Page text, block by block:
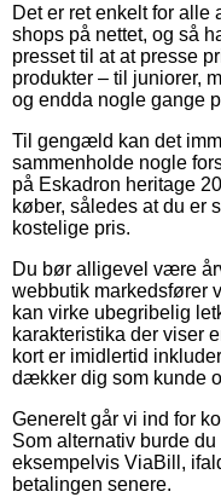
Det er ret enkelt for alle
shops på nettet, og så
presset til at at presse
produkter – til juniorer,
og endda nogle gange
Til gengæld kan det
sammenholde nogle
på Eskadron heritage
køber, således at du er
kostelige pris.
Du bør alligevel være
webbutik markedsfører
kan virke ubegribelig
karakteristika der viser
kort er imidlertid
dækker dig som kunde
Generelt går vi ind for
Som alternativ burde
eksempelvis ViaBill,
betalingen senere.